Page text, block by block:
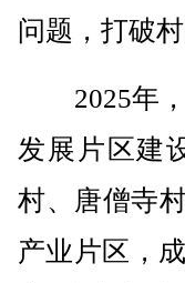
问题，打破
2025年，
发展片区建
村、唐僧寺
产业片区，